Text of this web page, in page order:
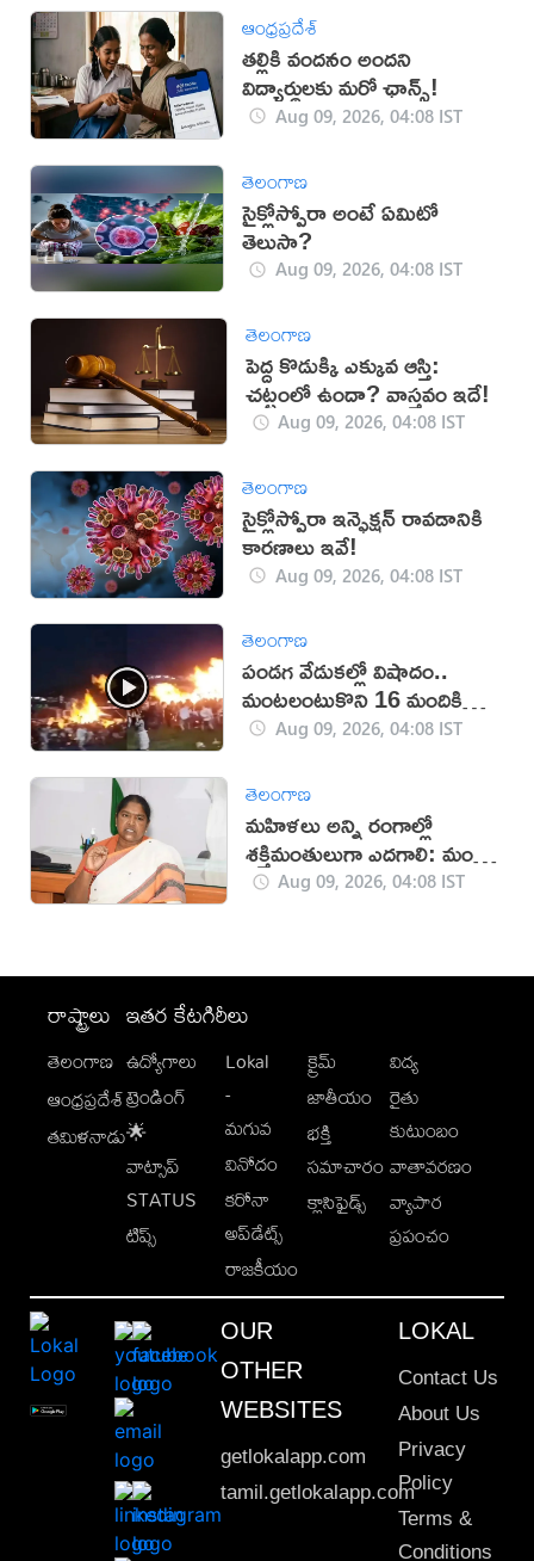
ఆంధ్రప్రదేశ్
తల్లికి వందనం అందని
విద్యార్థులకు మరో ఛాన్స్!
Aug 09, 2026, 04:08 IST
తెలంగాణ
సైక్లోస్పోరా అంటే ఏమిటో
తెలుసా?
Aug 09, 2026, 04:08 IST
తెలంగాణ
పెద్ద కొడుక్కి ఎక్కువ ఆస్తి:
చట్టంలో ఉందా? వాస్తవం ఇదే!
Aug 09, 2026, 04:08 IST
తెలంగాణ
సైక్లోస్పోరా ఇన్ఫెక్షన్ రావడానికి
కారణాలు ఇవే!
Aug 09, 2026, 04:08 IST
తెలంగాణ
పండగ వేడుకల్లో విషాదం..
మంటలంటుకొని 16 మందికి
గాయాలు (వీడియో)
Aug 09, 2026, 04:08 IST
తెలంగాణ
మహిళలు అన్ని రంగాల్లో
శక్తిమంతులుగా ఎదగాలి: మంత్రి
సీతక్కAug 09, 2026, 04:08 IST
రాష్ట్రాలు
తెలంగాణ
ఆంధ్రప్రదేశ్
తమిళనాడు
ఇతర కేటగిరీలు
ఉద్యోగాలు
ట్రెండింగ్
🌟
వాట్సాప్
STATUS
టిప్స్
Lokal
-
మగువ
వినోదం
కరోనా
అప్‌డేట్స్
రాజకీయం
క్రైమ్
జాతీయం
భక్తి
సమాచారం
క్లాసిఫైడ్స్
విద్య
రైతు
కుటుంబం
వాతావరణం
వ్యాపార
ప్రపంచం
OUR
OTHER
WEBSITES
getlokalapp.com
tamil.getlokalapp.com
LOKAL
Contact Us
About Us
Privacy
Policy
Terms &
Conditions